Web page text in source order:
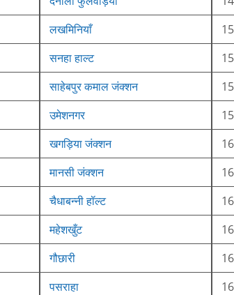
लखमिनियाँ
सनहा हाल्ट
साहेबपुर कमाल जंक्शन
उमेशनगर
खगड़िया जंक्शन
मानसी जंक्शन
चैधाबन्नी हॉल्ट
महेशखुँट
गौछारी
पसराहा